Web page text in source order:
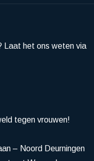
Laat het ons weten via
tegen vrouwen!
– Noord Deurningen